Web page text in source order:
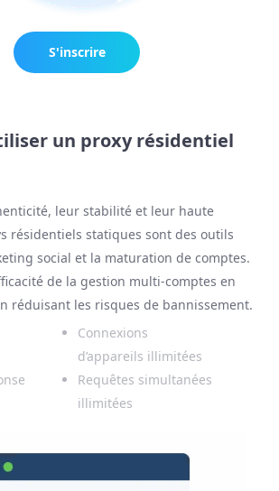
S'inscrire
un proxy résidentiel
leur stabilité et leur haute
résidentiels statiques sont des outils
social et la maturation de comptes.
de la gestion multi-comptes en
réduisant les risques de bannissement.
Connexions
d’appareils illimitées
Requêtes simultanées
illimitées